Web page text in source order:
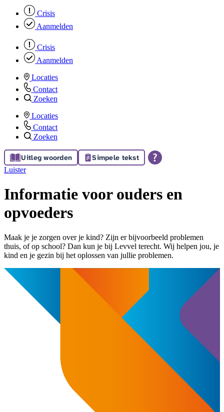
Crisis
Aanmelden
Crisis
Aanmelden
Locaties
Contact
Zoeken
Locaties
Contact
Zoeken
Uitleg woorden Simpele tekst
Luister
Informatie voor ouders en
opvoeders
​Maak je je zorgen over je kind? Zijn er bijvoorbeeld problemen
thuis​,​ of op school? Dan kun je bij Levvel terecht. Wij helpen jou, je
kind en je gezin bij het oplossen van jullie problemen.